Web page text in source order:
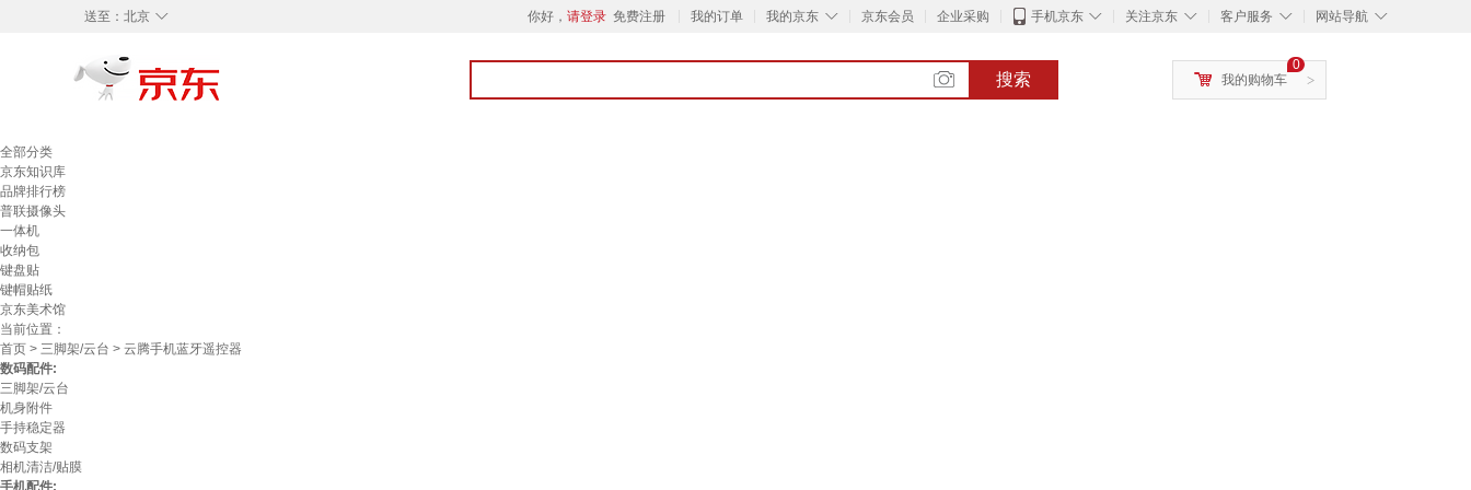
◇
送至： 北京 你好， 请登录 免费注册 我的订单 ◇
我的京东 京东会员 企业采购 ◇
手机京东 ◇
关注京东 ◇
客户服务 ◇
网站导航
搜索 >
0
我的购物车
全部分类
京东知识库
品牌排行榜
普联摄像头
一体机
收纳包
键盘贴
键帽贴纸
京东美术馆
当前位置：
首页 > 三脚架/云台 > 云腾手机蓝牙遥控器
数码配件:
三脚架/云台
机身附件
手持稳定器
数码支架
相机清洁/贴膜
手机配件: